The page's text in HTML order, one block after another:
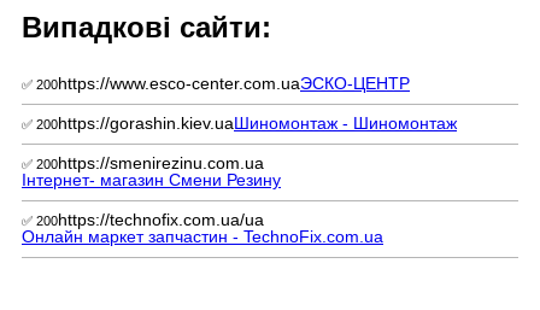
Випадкові сайти:
✅ 200https://www.esco-center.com.uaЭСКО-ЦЕНТР
✅ 200https://gorashin.kiev.uaШиномонтаж - Шиномонтаж
✅ 200https://smenirezinu.com.ua
Інтернет- магазин Смени Резину
✅ 200https://technofix.com.ua/ua
Онлайн маркет запчастин - TechnoFix.com.ua